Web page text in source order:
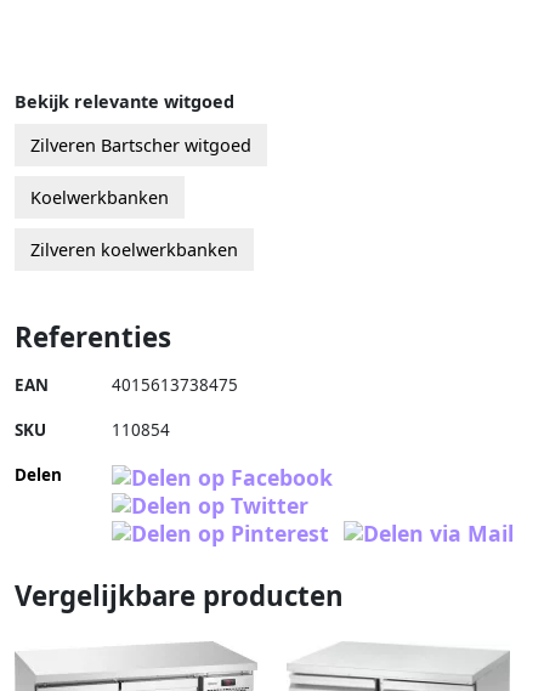
Bekijk relevante witgoed
Zilveren Bartscher witgoed
Koelwerkbanken
Zilveren koelwerkbanken
Referenties
EAN 4015613738475
SKU 110854
Delen
Vergelijkbare producten